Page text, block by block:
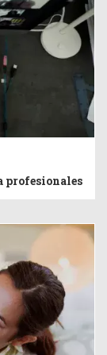
profesionales